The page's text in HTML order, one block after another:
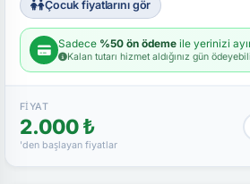
Çocuk fiyatlarını gör
Sadece %50 ön ödeme ile yerinizi
Kalan tutarı hizmet aldığınız gün
FIYAT
2.000 ₺
'den başlayan fiyatlar